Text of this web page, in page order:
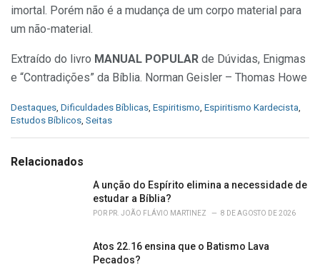
imortal. Porém não é a mudança de um corpo material para
um não-material.
Extraído do livro MANUAL POPULAR de Dúvidas, Enigmas
e “Contradições” da Bíblia. Norman Geisler – Thomas Howe
C
a
g
Destaques, Dificuldades Bíblicas, Espiritismo, Espiritismo Kardecista,
Estudos Bíblicos, Seitas
Relacionados
A unção do Espírito elimina a necessidade de
estudar a Bíblia?
POR PR. JOÃO FLÁVIO MARTINEZ 8 DE AGOSTO DE 2026
Atos 22.16 ensina que o Batismo Lava
Pecados?